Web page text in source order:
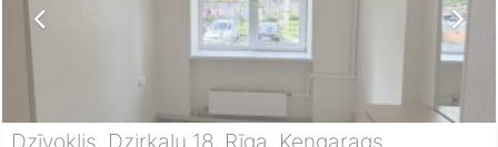
Dzīvoklis, Dzirkaļu 18, Rīga, Ķengarags